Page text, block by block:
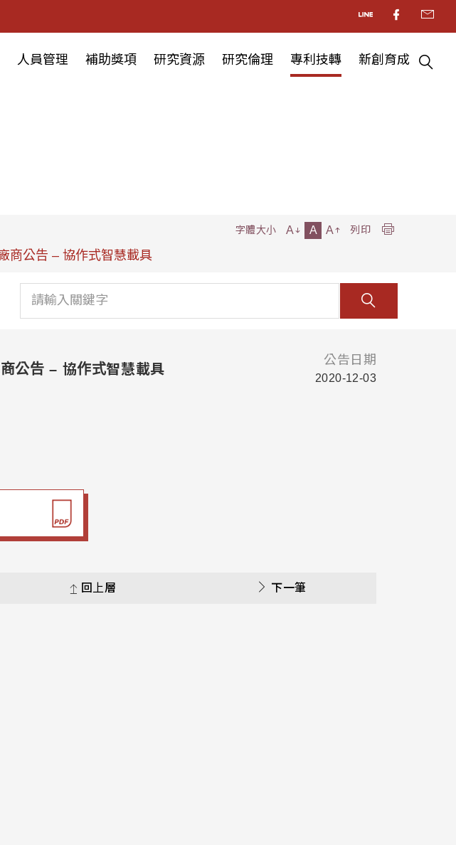
人員管理 補助獎項 研究資源 研究倫理 專利技轉 新創育成
商公告 – 協作式智慧載具
字體大小 A A A 列印
公告 – 協作式智慧載具
公告日期
2020-12-03
回上層 下一筆